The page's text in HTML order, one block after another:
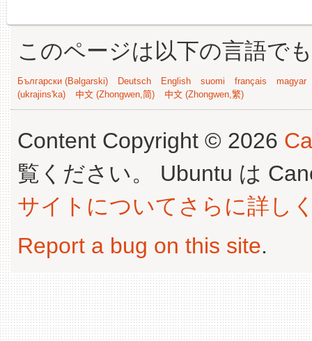
このページは以下の言語で
Български (Bəlgarski) Deutsch English suomi français
magyar
(ukrajins'ka)
中文 (Zhongwen,简) 中文 (Zhongwen,繁)
Content Copyright © 2026
覧ください。 Ubuntu は
サイトについてさらに詳し
Report a bug on this site.